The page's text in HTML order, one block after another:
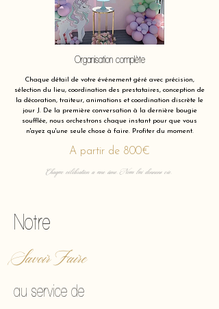
Organisation complète
Chaque détail de votre événement géré avec précision,
sélection du lieu, coordination des prestataires, conception de
la décoration, traiteur, animations et coordination discrète le
jour J. De la première conversation à la dernière bougie
soufflée, nous orchestrons chaque instant pour que vous
n'ayez qu'une seule chose à faire. Profiter du moment.
A partir de 800€
Chaque célébration a une âme. Nous lui donnons vie.
Notre
Savoir Faire
au service de